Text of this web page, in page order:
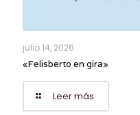
julio 14, 2026
«Felisberto en gira»
Leer más